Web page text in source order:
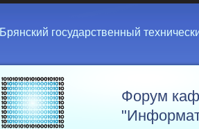
Брянский государственный
Форум